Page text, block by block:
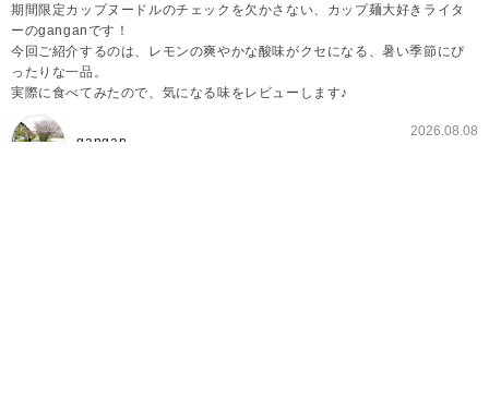
期間限定カップヌードルのチェックを欠かさない、カップ麺大好きライタ
ーのganganです！
今回ご紹介するのは、レモンの爽やかな酸味がクセになる、暑い季節にぴ
ったりな一品。
実際に食べてみたので、気になる味をレビューします♪
gangan
2026.08.08